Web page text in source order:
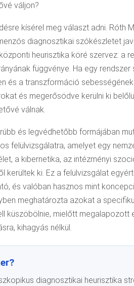
váljon?
kísérel meg választ adni. Róth
diagnosztikai szókészletet
heurisztika köré szervez: a
függvénye. Ha egy
és a transzformáció
és megerősödve kerülni ki
válnak.
és legvédhetőbb formájában
felülvizsgálatra, amelyet egy
a kibernetika, az intézményi
kerültek ki. Ez a felülvizsgálat
és valóban hasznos mint
meghatározta azokat a
küszöbölnie, mielőtt megalapozott
kihagyás nélkül.
diagnosztikai heurisztika